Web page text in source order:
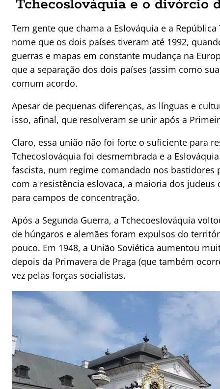
Tchecoslováquia e o divórcio
Tem gente que chama a Eslováquia e a
nome que os dois países tiveram até 1992,
guerras e mapas em constante mudança na
que a separação dos dois países (assim como
comum acordo.
Apesar de pequenas diferenças, as línguas e
isso, afinal, que resolveram se unir após a
Claro, essa união não foi forte o suficiente para
Tchecoslováquia foi desmembrada e a
fascista, num regime comandado nos bastidores
com a resistência eslovaca, a maioria dos
para campos de concentração.
Após a Segunda Guerra, a Tchecoeslováquia
de húngaros e alemães foram expulsos do
pouco. Em 1948, a União Soviética aumentou
depois da Primavera de Praga (que também
vez pelas forças socialistas.